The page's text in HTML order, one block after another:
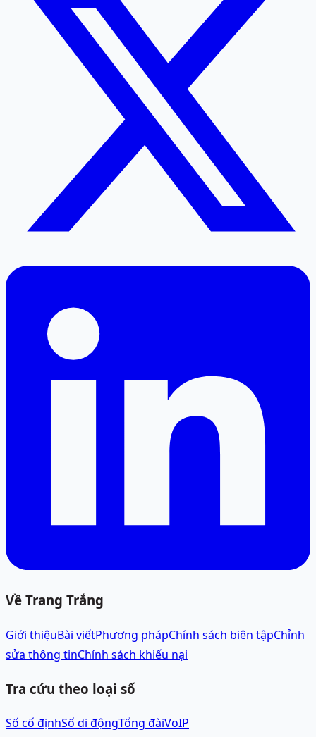
Về Trang Trắng
Giới thiệuBài viếtPhương phápChính sách biên tậpChỉnh
sửa thông tinChính sách khiếu nại
Tra cứu theo loại số
Số cố địnhSố di độngTổng đàiVoIP